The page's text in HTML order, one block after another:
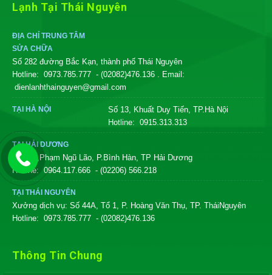
Lạnh Tại Thái Nguyên
ĐỊA CHỈ TRUNG TÂM
SỬA CHỮA
Số 282 đường Bắc Kạn, thành phố Thái Nguyên
Hotline: 0973.785.777 - (02082)476.136 . Email:
dienlanhthainguyen@gmail.com
TẠI HÀ NỘI
Số 13, Khuất Duy Tiến, TP.Hà Nội
Hotline: 0915.313.313
TẠI HẢI DƯƠNG
Số 246,Phạm Ngũ Lão, P.Bình Hàn, TP Hải Dương
Hotline:0964.117.666 - (02206) 566.218
TẠI THÁI NGUYÊN
Xưởng dịch vụ: Số 44A, Tổ 1, P. Hoàng Văn Thụ, TP. TháiNguyên
Hotline: 0973.785.777 - (02082)476.136
Thông Tin Chung